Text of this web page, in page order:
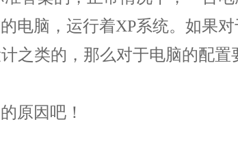
电脑，运行着XP系统。如果
之类的，那么对于电脑的配
原因吧！